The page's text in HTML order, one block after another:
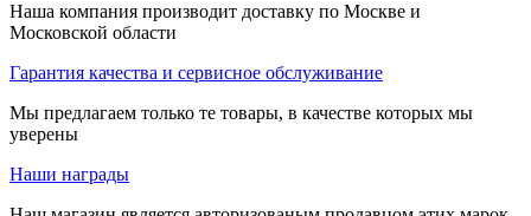
Наша компания производит доставку по Москве и
Московской области
Гарантия качества и сервисное обслуживание
Мы предлагаем только те товары, в качестве которых мы
уверены
Наши награды